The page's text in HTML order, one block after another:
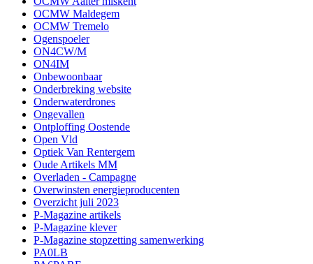
OCMW Maldegem
OCMW Tremelo
Ogenspoeler
ON4CW/M
ON4IM
Onbewoonbaar
Onderbreking website
Onderwaterdrones
Ongevallen
Ontploffing Oostende
Open Vld
Optiek Van Rentergem
Oude Artikels MM
Overladen - Campagne
Overwinsten energieproducenten
Overzicht juli 2023
P-Magazine artikels
P-Magazine klever
P-Magazine stopzetting samenwerking
PA0LB